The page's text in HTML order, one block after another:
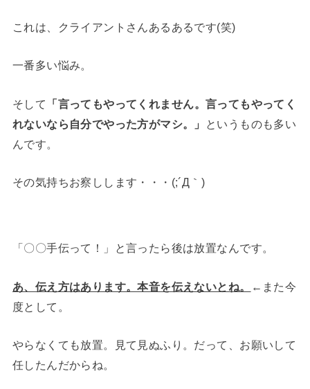
これは、クライアントさんあるあるです(笑)
一番多い悩み。
そして
「言ってもやってくれません。言ってもやってく
れないなら自分でやった方がマシ。」
というものも多い
んです。
その気持ちお察しします・・・(;´Д｀)
「〇〇手伝って！」と言ったら後は放置なんです。
あ、伝え方はあります。本音を伝えないとね。
←また今
度として。
やらなくても放置。見て見ぬふり。だって、お願いして
任したんだからね。